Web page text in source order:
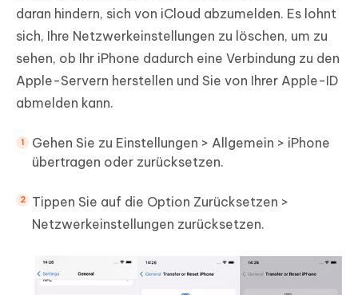
daran hindern, sich von iCloud abzumelden. Es lohnt
sich, Ihre Netzwerkeinstellungen zu löschen, um zu
sehen, ob Ihr iPhone dadurch eine Verbindung zu den
Apple-Servern herstellen und Sie von Ihrer Apple-ID
abmelden kann.
Gehen Sie zu Einstellungen > Allgemein > iPhone
übertragen oder zurücksetzen.
Tippen Sie auf die Option Zurücksetzen >
Netzwerkeinstellungen zurücksetzen.